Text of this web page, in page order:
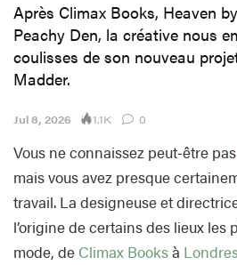
Après Climax Books, Heaven
Peachy Den, la créative nous
coulisses de son nouveau
Madder.
Jul 8, 2026 1.1K 0
Vous ne connaissez peut‑être pas
mais vous avez presque
travail. La designeuse et
l’origine de certains des lieux les
mode, de Climax Booksà